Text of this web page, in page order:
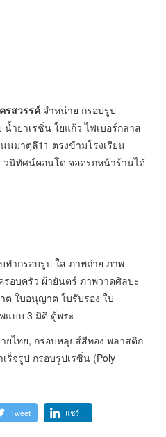
รสวรรค์ จำหน่าย กรอบรูป
ำยาเรซิ่น ใยแก้ว ไฟเบอร์กลาส
มาตุลี11 ตรงข้ามโรงเรียน
วนิทัศน์คอนโด จอดรถหน้าร้านได้
ำกรอบรูป ใส่ ภาพถ่าย ภาพ
อบครัว ผ้ายันตร์ ภาพวาดศิลปะ
ใบอนุญาต ใบรับรอง ใบ
แบบ 3 มิติ ตู้พระ
ยไทย, กรอบหลุยส์สีทอง พลาสติก
ร็จรูป กรอบรูปเรซิ่น (Poly
Tweet แชร์